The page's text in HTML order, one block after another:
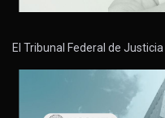
El Tribunal Federal de